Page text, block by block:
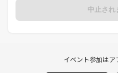
中止され
イベント参加はア